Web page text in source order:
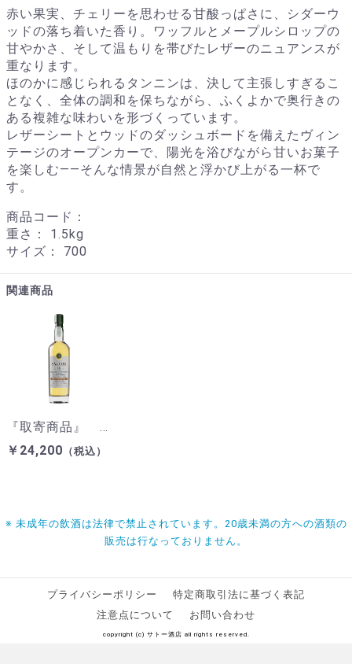
赤い果実、チェリーを思わせる甘酸っぱさに、シダーウ
ッドの落ち着いた香り。ワッフルとメープルシロップの
甘やかさ、そして温もりを帯びたレザーのニュアンスが
重なります。
ほのかに感じられるタンニンは、決して主張しすぎるこ
となく、全体の調和を保ちながら、ふくよかで奥行きの
ある複雑な味わいを形づくっています。
レザーシートとウッドのダッシュボードを備えたヴィン
テージのオープンカーで、陽光を浴びながら甘いお菓子
を楽しむ——そんな情景が自然と浮かび上がる一杯で
す。
商品コード：
重さ： 1.5kg
サイズ： 700
関連商品
『取寄商品』 ソルティア レアモルト トバモリー（レダイグ） 15年 カスクストレングス 700ml 50%
￥24,200 （税込）
※ 未成年の飲酒は法律で禁止されています。20歳未満の方への酒類の
販売は行なっておりません。
プライバシーポリシー
特定商取引法に基づく表記
注意点について
お問い合わせ
copyright (c) サトー酒店 all rights reserved.